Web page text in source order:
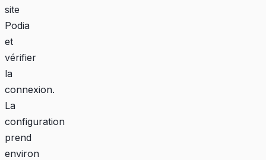
site
Podia
et
vérifier
la
connexion.
La
configuration
prend
environ